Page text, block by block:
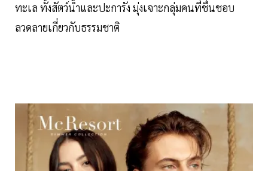
ทะเล ทั้งสัตว์น้ำและปะการัง มุ่งเจาะกลุ่มคนที่ชื่นชอบ
ลวดลายเกี่ยวกับธรรมชาติ